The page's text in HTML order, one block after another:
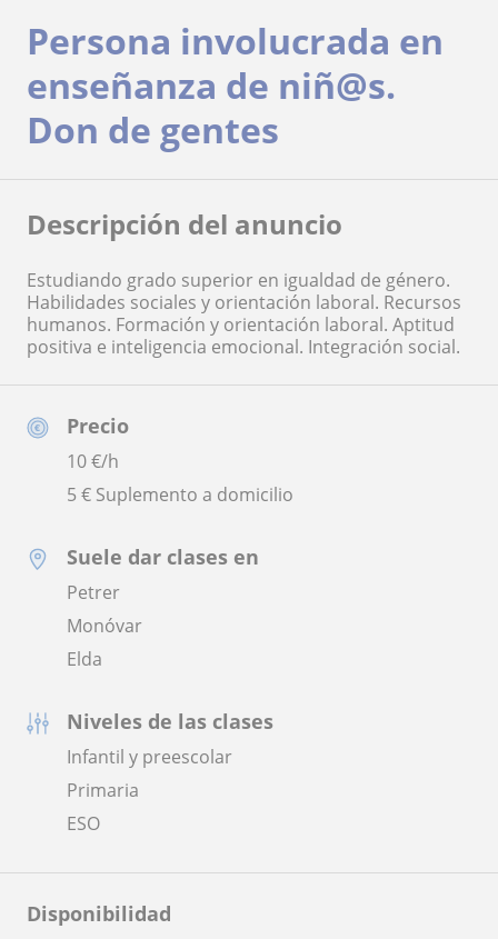
Precio
10€/h
5 € Suplemento a domicilio
Suele dar clases en
Petrer
Monóvar
Elda
Niveles de las clases
Infantil y preescolar
Primaria
ESO
Disponibilidad
Persona involucrada en
enseñanza de niñ@s.
Don de gentes
Descripción del anuncio
Estudiando grado superior en igualdad de género.
Habilidades sociales y orientación laboral. Recursos
humanos. Formación y orientación laboral. Aptitud
positiva e inteligencia emocional. Integración social.